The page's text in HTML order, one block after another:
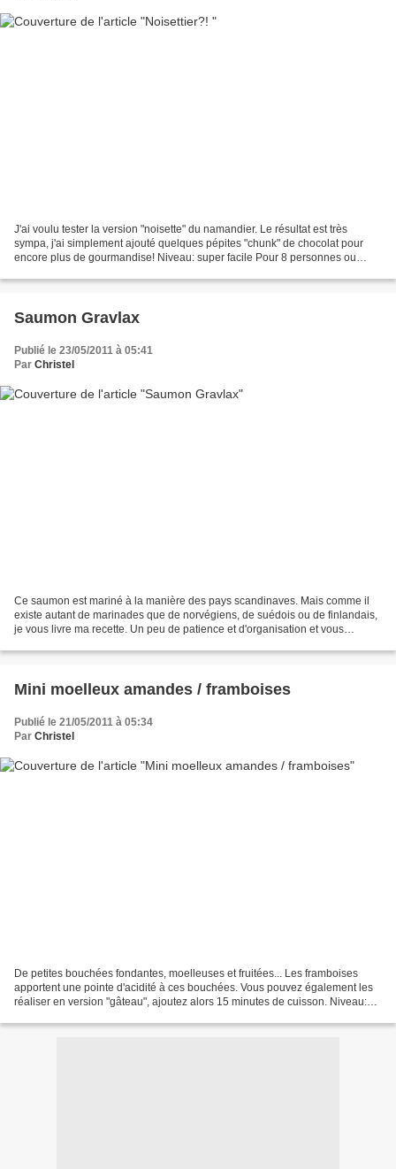
J'ai voulu tester la version "noisette" du namandier. Le résultat est très
sympa, j'ai simplement ajouté quelques pépites "chunk" de chocolat pour
encore plus de gourmandise! Niveau: super facile Pour 8 personnes ou
Saumon Gravlax
Publié le 23/05/2011 à 05:41
Par Christel
Ce saumon est mariné à la manière des pays scandinaves. Mais comme il
existe autant de marinades que de norvégiens, de suédois ou de finlandais,
je vous livre ma recette. Un peu de patience et d'organisation et vous
Mini moelleux amandes / framboises
Publié le 21/05/2011 à 05:34
Par Christel
De petites bouchées fondantes, moelleuses et fruitées... Les framboises
apportent une pointe d'acidité à ces bouchées. Vous pouvez également les
réaliser en version "gâteau", ajoutez alors 15 minutes de cuisson. Niveau: